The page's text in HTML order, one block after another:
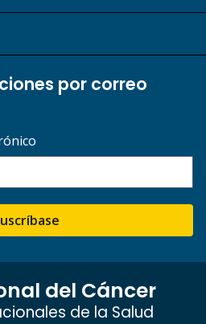
por correo
del Cáncer
de la Salud